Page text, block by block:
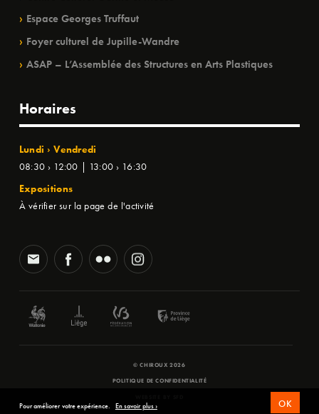
Espace Georges Truffaut
Foyer culturel de Jupille-Wandre
ASAP – L’Assemblée des Structures en Arts Plastiques
Horaires
Lundi › Vendredi
08:30 › 12:00 | 13:00 › 16:30
Expositions
À vérifier sur la page de l'activité
© CHIROUX 2026
POLITIQUE DE CONFIDENTIALITÉ
Pour améliorer votre expérience. En savoir plus › OK